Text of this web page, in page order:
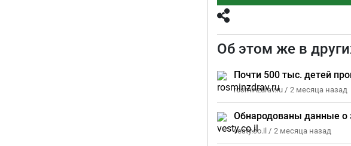
Об этом же в
Почти 500 тыс. детей
rosminzdrav.ru / 2 месяца назад
Обнародованы данные о
vesty.co.il / 2 месяца назад